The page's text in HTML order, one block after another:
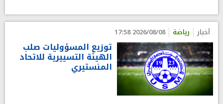
أخبار رياضة 2026/08/08 17:58
توزيع المسؤوليات صلب
الهيئة التسييرية للاتحاد
المنستيري